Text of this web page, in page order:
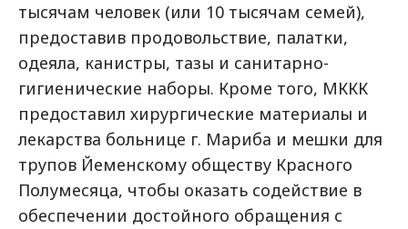
тысячам человек (или 10 тысячам семей),
предоставив продовольствие, палатки,
одеяла, канистры, тазы и санитарно-
гигиенические наборы. Кроме того, МККК
предоставил хирургические материалы и
лекарства больнице г. Мариба и мешки для
трупов Йеменскому обществу Красного
Полумесяца, чтобы оказать содействие в
обеспечении достойного обращения с